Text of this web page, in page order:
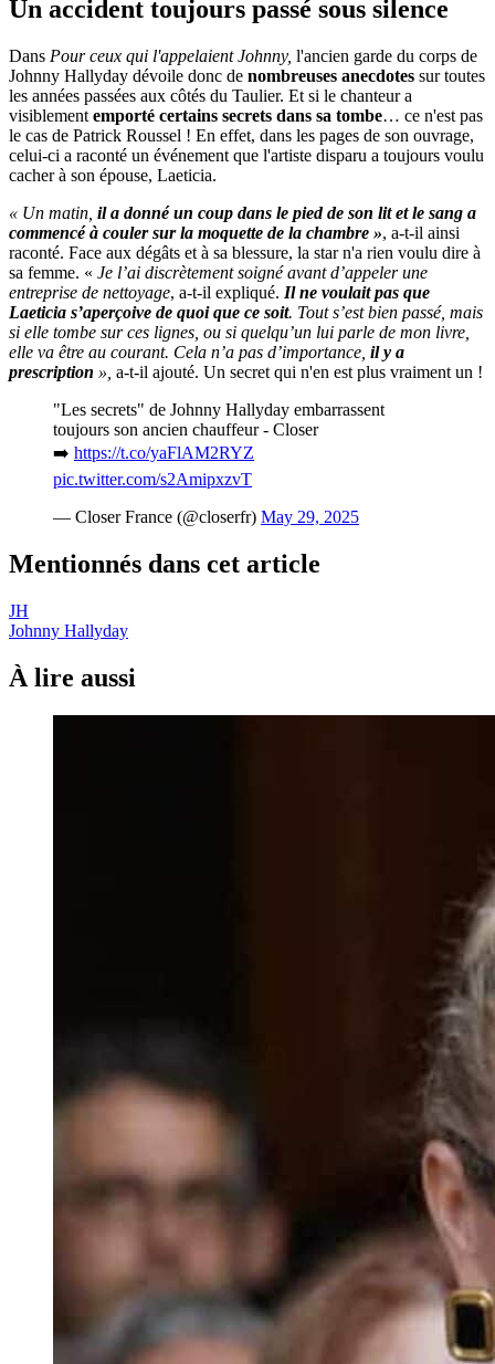
Un accident toujours passé sous silence
Dans Pour ceux qui l'appelaient Johnny, l'ancien garde du corps de
Johnny Hallyday dévoile donc de nombreuses anecdotes sur toutes
les années passées aux côtés du Taulier. Et si le chanteur a
visiblement emporté certains secrets dans sa tombe… ce n'est pas
le cas de Patrick Roussel ! En effet, dans les pages de son ouvrage,
celui-ci a raconté un événement que l'artiste disparu a toujours voulu
cacher à son épouse, Laeticia.
« Un matin, il a donné un coup dans le pied de son lit et le sang a
commencé à couler sur la moquette de la chambre », a-t-il ainsi
raconté. Face aux dégâts et à sa blessure, la star n'a rien voulu dire à
sa femme. « Je l’ai discrètement soigné avant d’appeler une
entreprise de nettoyage, a-t-il expliqué. Il ne voulait pas que
Laeticia s’aperçoive de quoi que ce soit. Tout s’est bien passé, mais
si elle tombe sur ces lignes, ou si quelqu’un lui parle de mon livre,
elle va être au courant. Cela n’a pas d’importance, il y a
prescription », a-t-il ajouté. Un secret qui n'en est plus vraiment un !
"Les secrets" de Johnny Hallyday embarrassent
toujours son ancien chauffeur - Closer
➡️ https://t.co/yaFlAM2RYZ
pic.twitter.com/s2AmipxzvT
— Closer France (@closerfr) May 29, 2025
Mentionnés dans cet article
JH
Johnny Hallyday
À lire aussi